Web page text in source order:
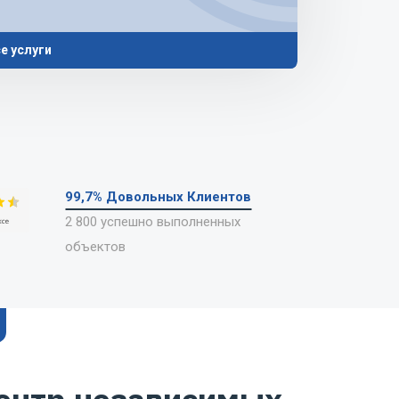
конструкций
в Москве
и сооружений
услуги
99,7% Довольных Клиентов
2 800 успешно выполненных
объектов